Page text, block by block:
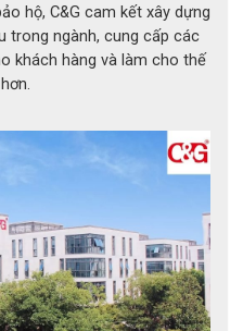
hộ, C&G cam kết xây dựng
trong ngành, cung cấp các
khách hàng và làm cho thế